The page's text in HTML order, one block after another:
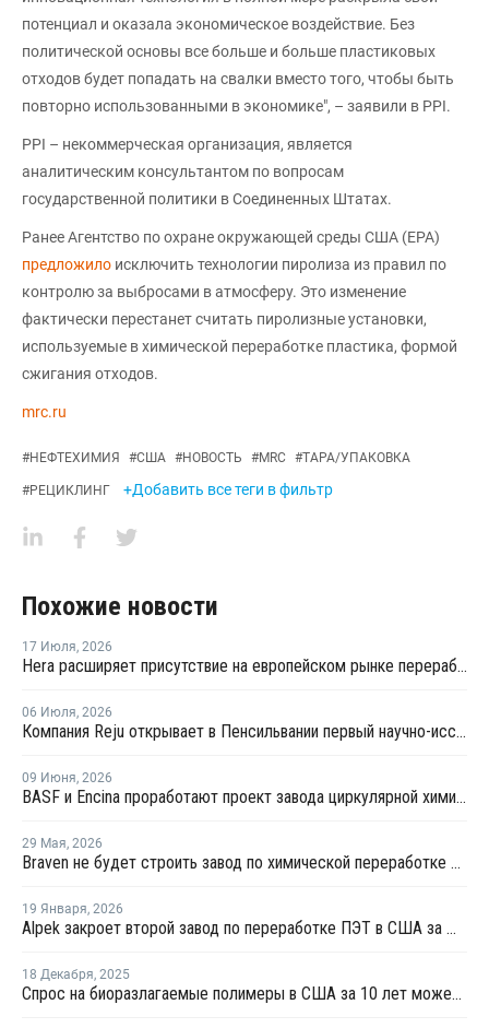
потенциал и оказала экономическое воздействие. Без
политической основы все больше и больше пластиковых
отходов будет попадать на свалки вместо того, чтобы быть
повторно использованными в экономике", – заявили в PPI.
PPI – некоммерческая организация, является
аналитическим консультантом по вопросам
государственной политики в Соединенных Штатах.
Ранее Агентство по охране окружающей среды США (EPA)
предложило исключить технологии пиролиза из правил по
контролю за выбросами в атмосферу. Это изменение
фактически перестанет считать пиролизные установки,
используемые в химической переработке пластика, формой
сжигания отходов.
mrc.ru
#НЕФТЕХИМИЯ #США #НОВОСТЬ #MRC #ТАРА/УПАКОВКА
#РЕЦИКЛИНГ +Добавить все теги в фильтр
Похожие новости
17 Июля, 2026
Hera расширяет присутствие на европейском рынке переработки пластика благодаря приобретению в Польше
06 Июля, 2026
Компания Reju открывает в Пенсильвании первый научно-исследовательский центр по переработке текстиля
09 Июня, 2026
BASF и Encina проработают проект завода циркулярной химии в США
29 Мая, 2026
Braven не будет строить завод по химической переработке пластика в Техасе
19 Января, 2026
Alpek закроет второй завод по переработке ПЭТ в США за шесть месяцев
18 Декабря, 2025
Спрос на биоразлагаемые полимеры в США за 10 лет может вырасти в 6 раз